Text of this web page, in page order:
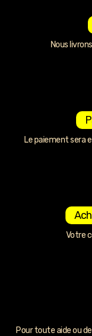
Nous
Le paiement sera
Votre
Pour toute aide ou